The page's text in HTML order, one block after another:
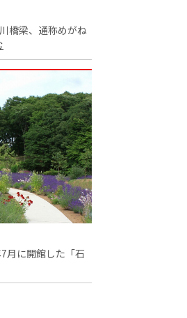
橋梁、通称めがね
月に開館した「石